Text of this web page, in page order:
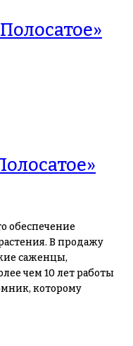
обеспечение
В продажу
саженцы,
чем 10 лет работы
которому